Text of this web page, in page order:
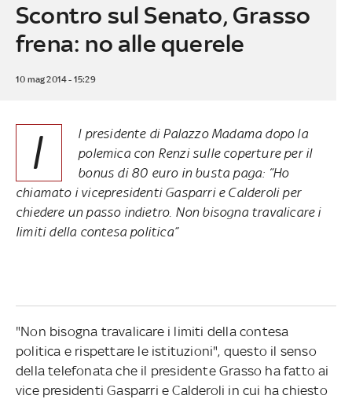
Scontro sul Senato, Grasso
frena: no alle querele
10 mag 2014 - 15:29
I
l presidente di Palazzo Madama dopo la
polemica con Renzi sulle coperture per il
bonus di 80 euro in busta paga: “Ho
chiamato i vicepresidenti Gasparri e Calderoli per
chiedere un passo indietro. Non bisogna travalicare i
limiti della contesa politica”
"Non bisogna travalicare i limiti della contesa
politica e rispettare le istituzioni", questo il senso
della telefonata che il presidente Grasso ha fatto ai
vice presidenti Gasparri e Calderoli in cui ha chiesto